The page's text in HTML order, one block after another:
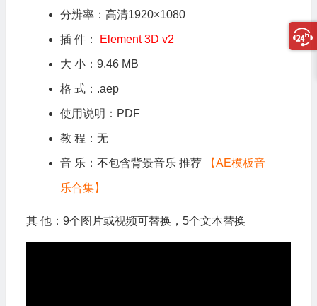
分辨率：高清1920×1080
插 件： Element 3D v2
大 小：9.46 MB
格 式：.aep
使用说明：PDF
教 程：无
音 乐：不包含背景音乐 推荐 【AE模板音
乐合集】
其 他：9个图片或视频可替换，5个文本替换